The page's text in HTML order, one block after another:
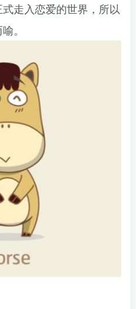
走入恋爱的世界，所以
。